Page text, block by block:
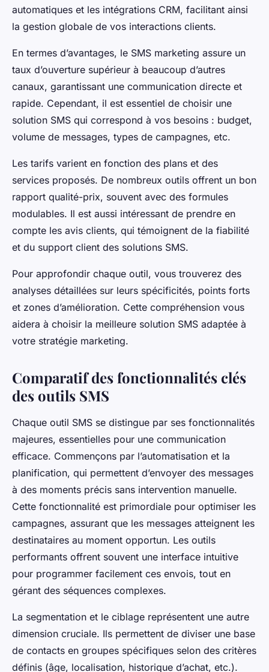
automatiques et les intégrations CRM, facilitant ainsi
la gestion globale de vos interactions clients.
En termes d’avantages, le SMS marketing assure un
taux d’ouverture supérieur à beaucoup d’autres
canaux, garantissant une communication directe et
rapide. Cependant, il est essentiel de choisir une
solution SMS qui correspond à vos besoins : budget,
volume de messages, types de campagnes, etc.
Les tarifs varient en fonction des plans et des
services proposés. De nombreux outils offrent un bon
rapport qualité-prix, souvent avec des formules
modulables. Il est aussi intéressant de prendre en
compte les avis clients, qui témoignent de la fiabilité
et du support client des solutions SMS.
Pour approfondir chaque outil, vous trouverez des
analyses détaillées sur leurs spécificités, points forts
et zones d’amélioration. Cette compréhension vous
aidera à choisir la meilleure solution SMS adaptée à
votre stratégie marketing.
Comparatif des fonctionnalités clés
des outils SMS
Chaque outil SMS se distingue par ses fonctionnalités
majeures, essentielles pour une communication
efficace. Commençons par l’automatisation et la
planification, qui permettent d’envoyer des messages
à des moments précis sans intervention manuelle.
Cette fonctionnalité est primordiale pour optimiser les
campagnes, assurant que les messages atteignent les
destinataires au moment opportun. Les outils
performants offrent souvent une interface intuitive
pour programmer facilement ces envois, tout en
gérant des séquences complexes.
La segmentation et le ciblage représentent une autre
dimension cruciale. Ils permettent de diviser une base
de contacts en groupes spécifiques selon des critères
définis (âge, localisation, historique d’achat, etc.).